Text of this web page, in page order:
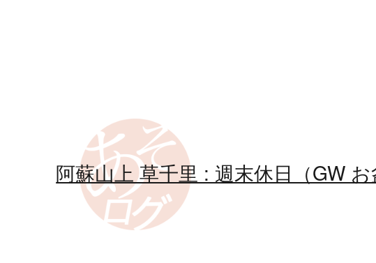
阿蘇山上 草千里 : 週末休日（GW